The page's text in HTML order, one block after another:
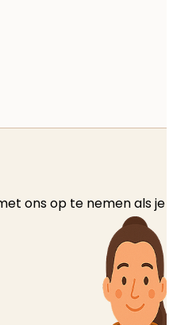
ons op te nemen als